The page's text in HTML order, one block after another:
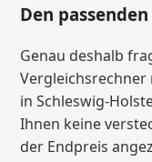
Den
Genau deshalb
in Schleswig-
Ihnen keine
der Endpreis